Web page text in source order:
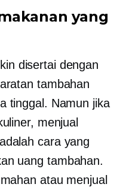
yang
disertai dengan
tambahan
tinggal. Namun jika
menjual
cara yang
uang tambahan.
atau menjual